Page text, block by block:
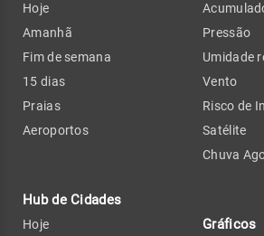
Hoje
Amanhã
Fim de semana
15 dias
Praias
Aeroportos
Hub de Cidades
Hoje
Pressão
Umidade
Vento
Risco de
Satélite
Chuva
Gráficos